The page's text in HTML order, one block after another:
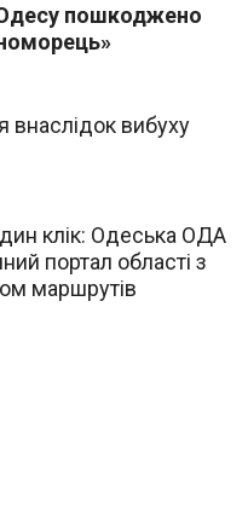
пошкоджено
вибуху
клік: Одеська ОДА
портал області з
маршрутів